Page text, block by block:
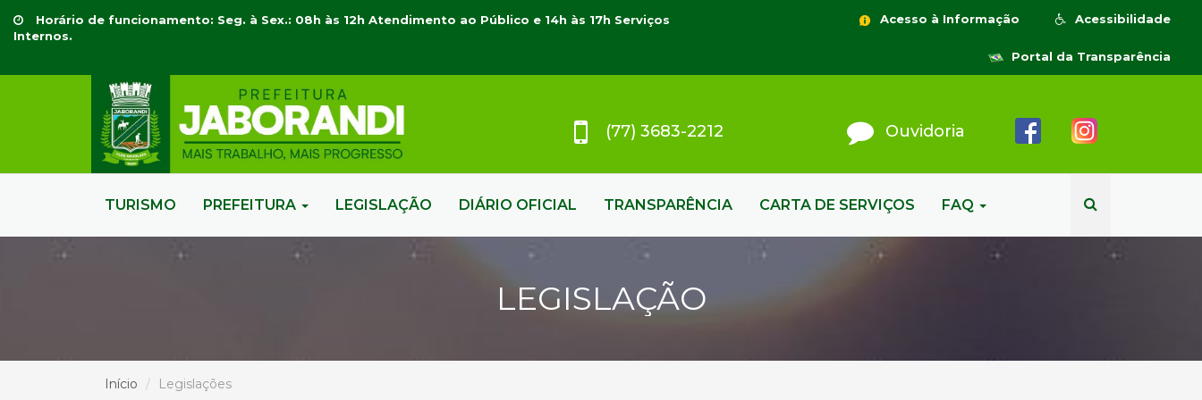
Horário de funcionamento: Seg. à Sex.: 08h às 12h Atendimento ao Público e 14h às 17h Serviços
Internos.
Acessibilidade
Acesso à Informação
Portal da Transparência
(77) 3683-2212 Ouvidoria
TURISMO PREFEITURA LEGISLAÇÃO DIÁRIO OFICIAL TRANSPARÊNCIA CARTA DE SERVIÇOS FAQ
LEGISLAÇÃO
Início Legislações